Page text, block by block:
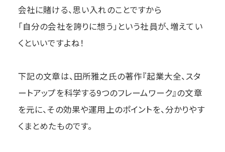
会社に賭ける、思い入れのことですから
「自分の会社を誇りに想う」という社員が、増えてい
くといいですよね！
下記の文章は、田所雅之氏の著作『起業大全、スタ
ートアップを科学する9つのフレームワーク』の文章
を元に、その効果や運用上のポイントを、分かりやす
くまとめたものです。